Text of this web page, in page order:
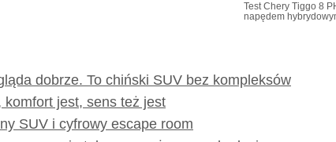
Test Chery Tiggo 8
napędem
dobrze. To chiński SUV bez kompleksów
jest, sens też jest
SUV i cyfrowy escape room